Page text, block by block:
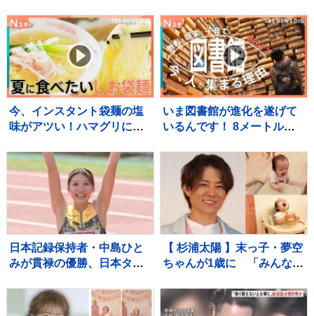
今、インスタント袋麺の塩
味がアツい！ハマグリに毛
麺も！専門家ゲキ推しの7品
を大家族が1週間ガチ比較！
【それスタ】
いま図書館が進化を遂げて
いるんです！ 8メートルの
ー、音楽スタジオまで！ 図
書館の専門家が厳選した進
化系図書館ベスト7をご紹
介！
日本記録保持者・中島ひと
みが貫禄の優勝、日本タイ
を制す 予選で12秒62の日
本新をマーク【陸上・富士
【 杉浦太陽 】末っ子・夢空
ちゃんが1歳に 「みんなに
て」家族総出でお祝い